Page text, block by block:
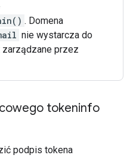
. Domena
nie wystarcza do
zarządzane przez
tokeninfo
podpis tokena